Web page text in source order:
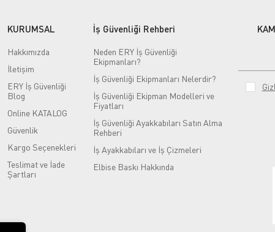
KURUMSAL
Hakkımızda
İletişim
ERY İş Güvenliği
Blog
Online KATALOG
Güvenlik
Kargo Seçenekleri
Teslimat ve İade
Şartları
İş Güvenliği Rehberi
Neden ERY İş Güvenliği
Ekipmanları?
İş Güvenliği Ekipmanları Nelerdir?
İş Güvenliği Ekipman Modelleri ve
Fiyatları
İş Güvenliği Ayakkabıları Satın Alma
Rehberi
İş Ayakkabıları ve İş Çizmeleri
Elbise Baskı Hakkında